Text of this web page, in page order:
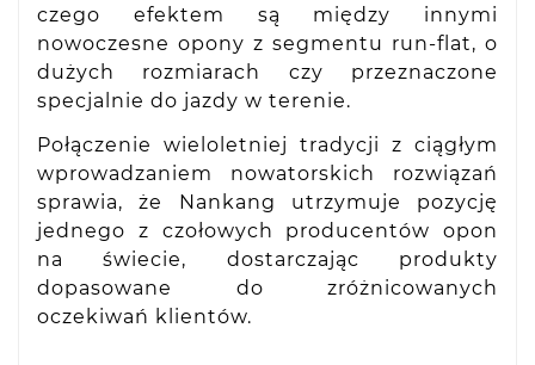
czego efektem są między innymi
nowoczesne opony z segmentu run-flat, o
dużych rozmiarach czy przeznaczone
specjalnie do jazdy w terenie.
Połączenie wieloletniej tradycji z ciągłym
wprowadzaniem nowatorskich rozwiązań
sprawia, że Nankang utrzymuje pozycję
jednego z czołowych producentów opon
na świecie, dostarczając produkty
dopasowane do zróżnicowanych
oczekiwań klientów.